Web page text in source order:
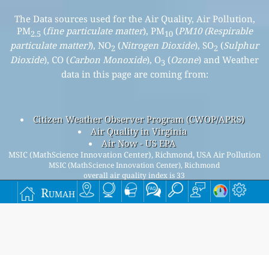
Rumah
The Data sources used for the Air Quality, Air Pollution,
PM2.5 (fine particulate matter), PM10(PM10 (Respirable
particulate matter)), NO2 (Nitrogen Dioxide), SO2 (Sulphur
Dioxide), CO (Carbon Monoxide), O3 (Ozone) and Weather
data in this page are coming from:
Citizen Weather Observer Program (CWOP/APRS)
Air Quality in Virginia
Air Now - US EPA
MSIC (MathScience Innovation Center), Richmond, USA Air Pollution
MSIC (MathScience Innovation Center), Richmond
overall air quality index is 33
MSIC (MathScience Innovation Center), Richmond PM2.5
(fine
particulate matter) AQI is 33 - MSIC (MathScience Innovation